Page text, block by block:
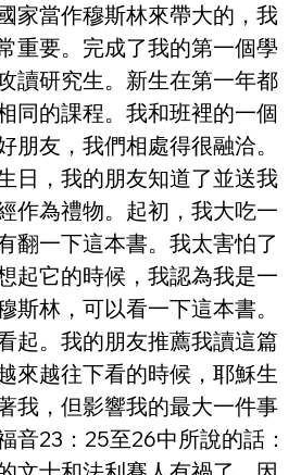
家當作穆斯林來帶大的，我
重要。完成了我的第一個學
讀研究生。新生在第一年都
同的課程。我和班裡的一個
朋友，我們相處得很融洽。
日，我的朋友知道了並送我
作為禮物。起初，我大吃一
翻一下這本書。我太害怕了
起它的時候，我認為我是一
斯林，可以看一下這本書。
起。我的朋友推薦我讀這篇
來越往下看的時候，耶穌生
我，但影響我的最大一件事
音23：25至26中所說的話：